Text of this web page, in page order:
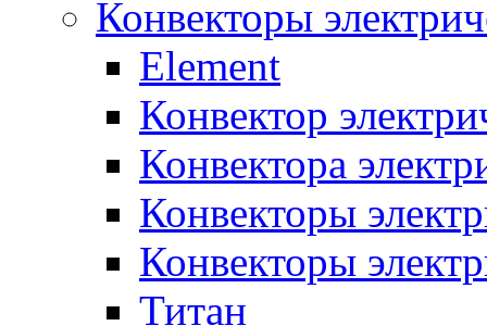
Конвекторы
Element
Конвектор
Конвектора
Конвекторы
Конвекторы
Титан